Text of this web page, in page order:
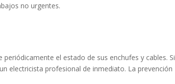
no urgentes.
el estado de sus enchufes y cables. Si
electricista profesional de inmediato. La prevención